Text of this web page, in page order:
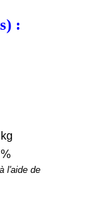
:
kg
%
l'aide de